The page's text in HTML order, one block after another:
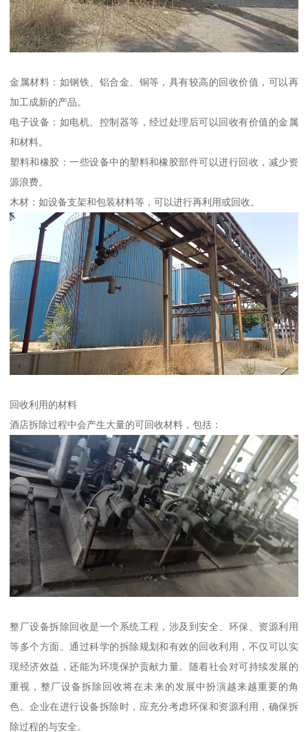
金属材料：如钢铁、铝合金、铜等，具有较高的回收价值，可以再
加工成新的产品。
电子设备：如电机、控制器等，经过处理后可以回收有价值的金属
和材料。
塑料和橡胶：一些设备中的塑料和橡胶部件可以进行回收，减少资
源浪费。
木材：如设备支架和包装材料等，可以进行再利用或回收。
回收利用的材料
酒店拆除过程中会产生大量的可回收材料，包括：
整厂设备拆除回收是一个系统工程，涉及到安全、环保、资源利用
等多个方面。通过科学的拆除规划和有效的回收利用，不仅可以实
现经济效益，还能为环境保护贡献力量。随着社会对可持续发展的
重视，整厂设备拆除回收将在未来的发展中扮演越来越重要的角
色。企业在进行设备拆除时，应充分考虑环保和资源利用，确保拆
除过程的与安全。